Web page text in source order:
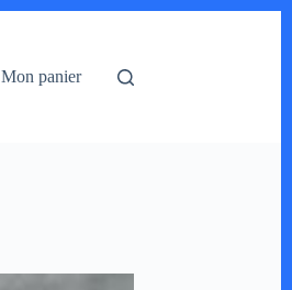
Mon panier